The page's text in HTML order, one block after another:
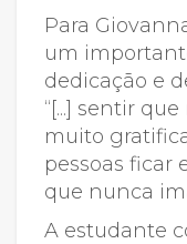
Para
um
dedicação e
“[...] sentir
muito
pessoas ficar
que nunca
A estudante